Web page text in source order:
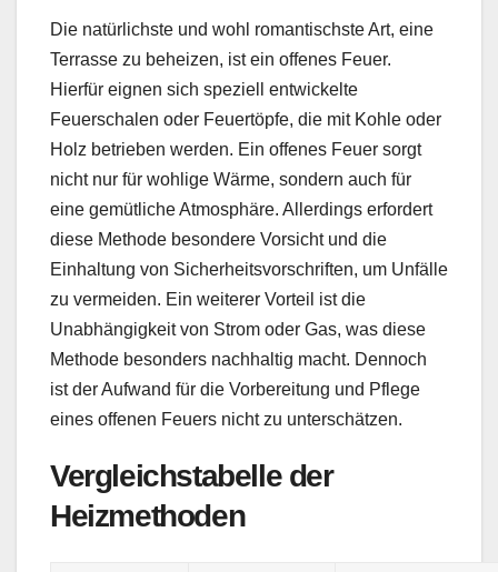
Die natürlichste und wohl romantischste Art, eine
Terrasse zu beheizen, ist ein offenes Feuer.
Hierfür eignen sich speziell entwickelte
Feuerschalen oder Feuertöpfe, die mit Kohle oder
Holz betrieben werden. Ein offenes Feuer sorgt
nicht nur für wohlige Wärme, sondern auch für
eine gemütliche Atmosphäre. Allerdings erfordert
diese Methode besondere Vorsicht und die
Einhaltung von Sicherheitsvorschriften, um Unfälle
zu vermeiden. Ein weiterer Vorteil ist die
Unabhängigkeit von Strom oder Gas, was diese
Methode besonders nachhaltig macht. Dennoch
ist der Aufwand für die Vorbereitung und Pflege
eines offenen Feuers nicht zu unterschätzen.
Vergleichstabelle der
Heizmethoden